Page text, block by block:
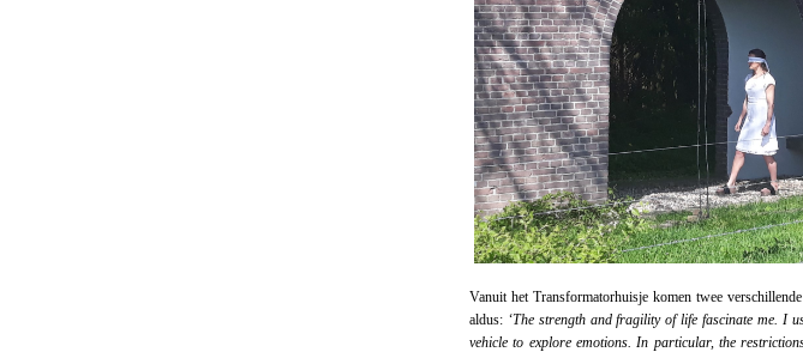
Vanuit het Transformatorhuisje komen twee
aldus: ‘The strength and fragility of life fascinate me. I
vehicle to explore emotions. In particular, the